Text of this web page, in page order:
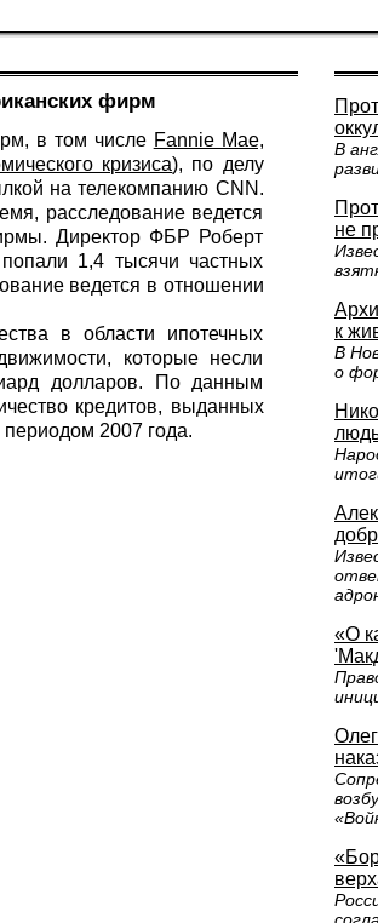
фирм
в том числе Fannie Mae,
кризиса), по делу
на телекомпанию CNN.
расследование ведется
Директор ФБР Роберт
1,4 тысячи частных
ведется в отношении
в области ипотечных
которые несли
долларов. По данным
кредитов, выданных
2007 года.
В
не
к
В
о
«О